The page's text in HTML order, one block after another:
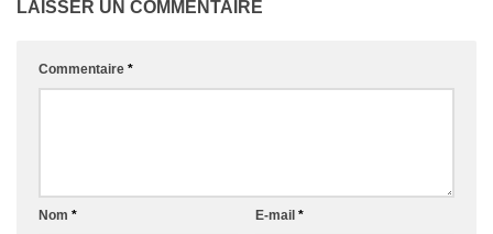
LAISSER UN COMMENTAIRE
Commentaire *
Nom * E-mail *